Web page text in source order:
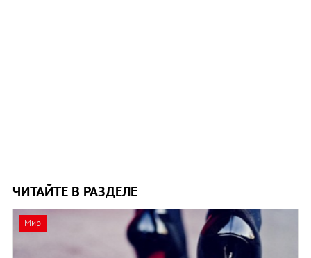
ЧИТАЙТЕ В РАЗДЕЛЕ
Мир